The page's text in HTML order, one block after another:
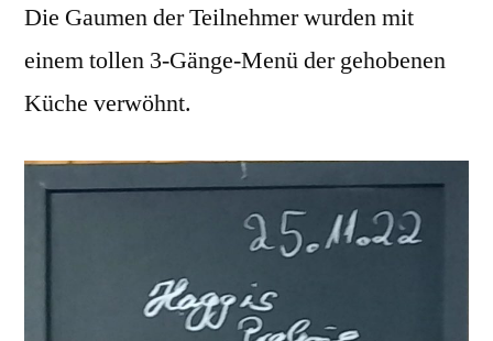
Die Gaumen der Teilnehmer wurden mit
einem tollen 3-Gänge-Menü der gehobenen
Küche verwöhnt.